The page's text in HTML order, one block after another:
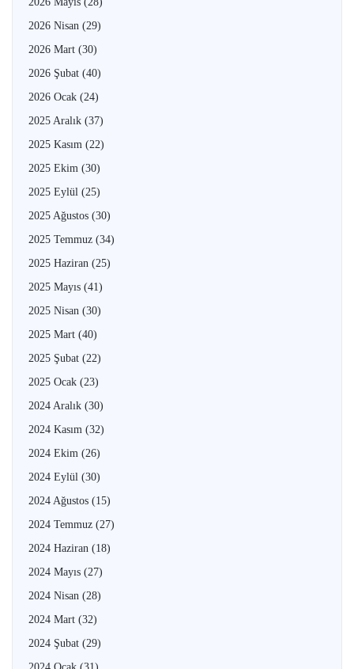
2026 Nisan (29)
2026 Mart (30)
2026 Şubat (40)
2026 Ocak (24)
2025 Aralık (37)
2025 Kasım (22)
2025 Ekim (30)
2025 Eylül (25)
2025 Ağustos (30)
2025 Temmuz (34)
2025 Haziran (25)
2025 Mayıs (41)
2025 Nisan (30)
2025 Mart (40)
2025 Şubat (22)
2025 Ocak (23)
2024 Aralık (30)
2024 Kasım (32)
2024 Ekim (26)
2024 Eylül (30)
2024 Ağustos (15)
2024 Temmuz (27)
2024 Haziran (18)
2024 Mayıs (27)
2024 Nisan (28)
2024 Mart (32)
2024 Şubat (29)